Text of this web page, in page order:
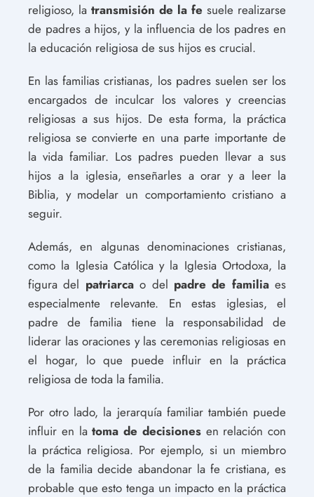
religioso, la transmisión de la fe suele realizarse
de padres a hijos, y la influencia de los padres en
la educación religiosa de sus hijos es crucial.
En las familias cristianas, los padres suelen ser los
encargados de inculcar los valores y creencias
religiosas a sus hijos. De esta forma, la práctica
religiosa se convierte en una parte importante de
la vida familiar. Los padres pueden llevar a sus
hijos a la iglesia, enseñarles a orar y a leer la
Biblia, y modelar un comportamiento cristiano a
seguir.
Además, en algunas denominaciones cristianas,
como la Iglesia Católica y la Iglesia Ortodoxa, la
figura del patriarcao del padre de familiaes
especialmente relevante. En estas iglesias, el
padre de familia tiene la responsabilidad de
liderar las oraciones y las ceremonias religiosas en
el hogar, lo que puede influir en la práctica
religiosa de toda la familia.
Por otro lado, la jerarquía familiar también puede
influir en latoma de decisionesen relación con
la práctica religiosa. Por ejemplo, si un miembro
de la familia decide abandonar la fe cristiana, es
probable que esto tenga un impacto en la práctica